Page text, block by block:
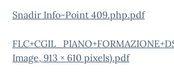
Snadir Info-Point 409.php.pdf
Image, 913 × 610 pixels).pdf